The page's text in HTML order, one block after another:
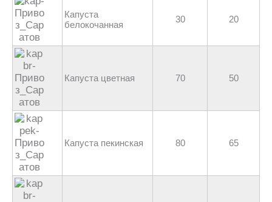
Капуста
белокочанная
30 20
Капуста цветная 70 50
Капуста пекинская 80 65